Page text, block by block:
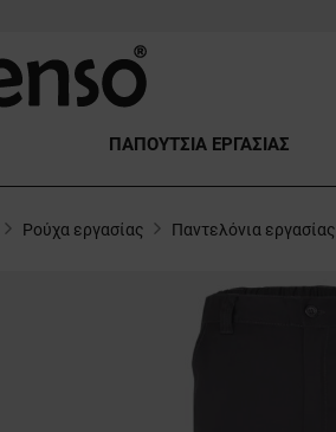
ΠΑΠΟΥΤΣΙΑ ΕΡΓΑΣΙΑΣ
Ρούχα εργασίας Παντελόνια εργασίας